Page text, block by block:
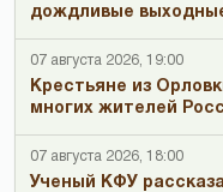
дождливые
07 августа 2026, 19:00
Крестьяне из
многих жителей
07 августа 2026, 18:00
Ученый КФУ